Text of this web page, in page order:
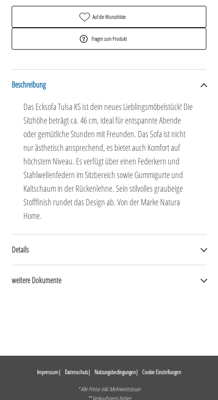
Auf die Wunschliste
Fragen zum Produkt
Beschreibung
Das Ecksofa Tulsa KS ist dein neues Lieblingsmöbelstück! Die
Sitzhöhe beträgt ca. 46 cm, ideal für entspannte Abende
oder gemütliche Stunden mit Freunden. Das Sofa ist nicht
nur ästhetisch ansprechend, es bietet auch Komfort auf
höchstem Niveau. Es verfügt über einen Federkern und
Stahlwellenfedern im Sitzbereich sowie Gummigurte und
Kaltschaum in der Rückenlehne. Sein stilvolles graubeige
Stofffinish rundet das Design ab. Von der Marke Natura
Home.
Details
weitere Dokumente
Impressum Datenschutz Nutzungsbedingungen Cookie Einstellungen
* Alle Preise inkl. Mehrwertsteuer
** Verkaufspreis bisher